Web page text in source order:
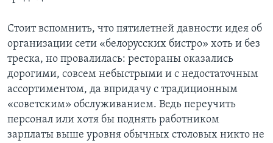
Стоит вспомнить, что пятилетней давности идея об
организации сети «белорусских бистро» хоть и без
треска, но провалилась: рестораны оказались
дорогими, совсем небыстрыми и с недостаточным
ассортиментом, да впридачу с традиционным
«советским» обслуживанием. Ведь переучить
персонал или хотя бы поднять работником
зарплаты выше уровня обычных столовых никто не